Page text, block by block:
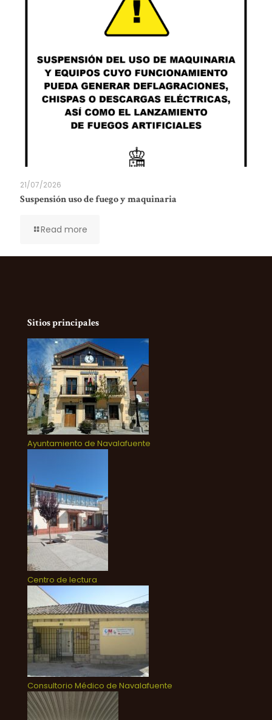
21/07/2026
Suspensión uso de fuego y maquinaria
Read more
Sitios principales
Ayuntamiento de Navalafuente
Centro de lectura
Consultorio Médico de Navalafuente